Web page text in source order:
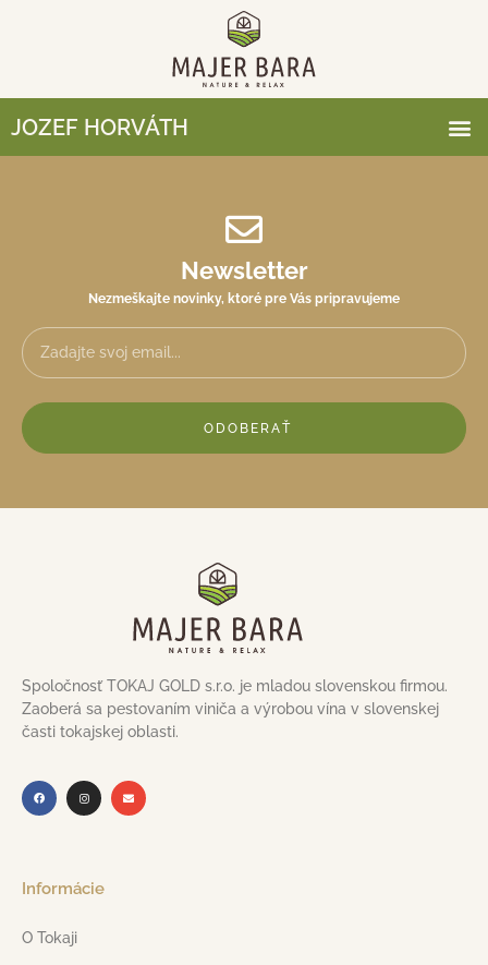
JOZEF HORVÁTH
Newsletter
Nezmeškajte novinky, ktoré pre Vás pripravujeme
ODOBERAŤ
Spoločnosť TOKAJ GOLD s.r.o. je mladou slovenskou firmou.
Zaoberá sa pestovaním viniča a výrobou vína v slovenskej
časti tokajskej oblasti.
Informácie
O Tokaji